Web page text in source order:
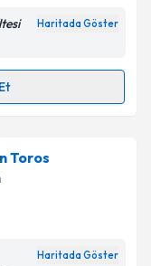
Aydınlatma
belirtilen
Haritada Göster
takvimi talebi
almanız için bir
Toros
Haritada Göster